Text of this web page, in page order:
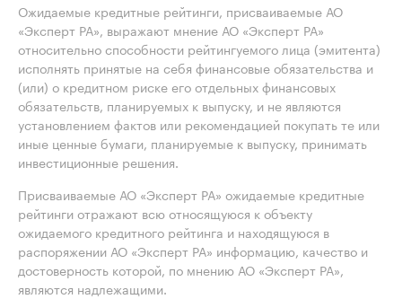
Ожидаемые кредитные рейтинги, присваиваемые АО
«Эксперт РА», выражают мнение АО «Эксперт РА»
относительно способности рейтингуемого лица (эмитента)
исполнять принятые на себя финансовые обязательства и
(или) о кредитном риске его отдельных финансовых
обязательств, планируемых к выпуску, и не являются
установлением фактов или рекомендацией покупать те или
иные ценные бумаги, планируемые к выпуску, принимать
инвестиционные решения.
Присваиваемые АО «Эксперт РА» ожидаемые кредитные
рейтинги отражают всю относящуюся к объекту
ожидаемого кредитного рейтинга и находящуюся в
распоряжении АО «Эксперт РА» информацию, качество и
достоверность которой, по мнению АО «Эксперт РА»,
являются надлежащими.